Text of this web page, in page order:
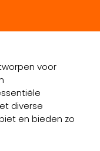
voor
diverse
en bieden zo